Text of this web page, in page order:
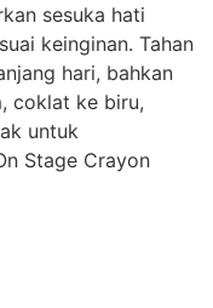
sesuka hati
keinginan. Tahan
hari, bahkan
coklat ke biru,
untuk
Stage Crayon